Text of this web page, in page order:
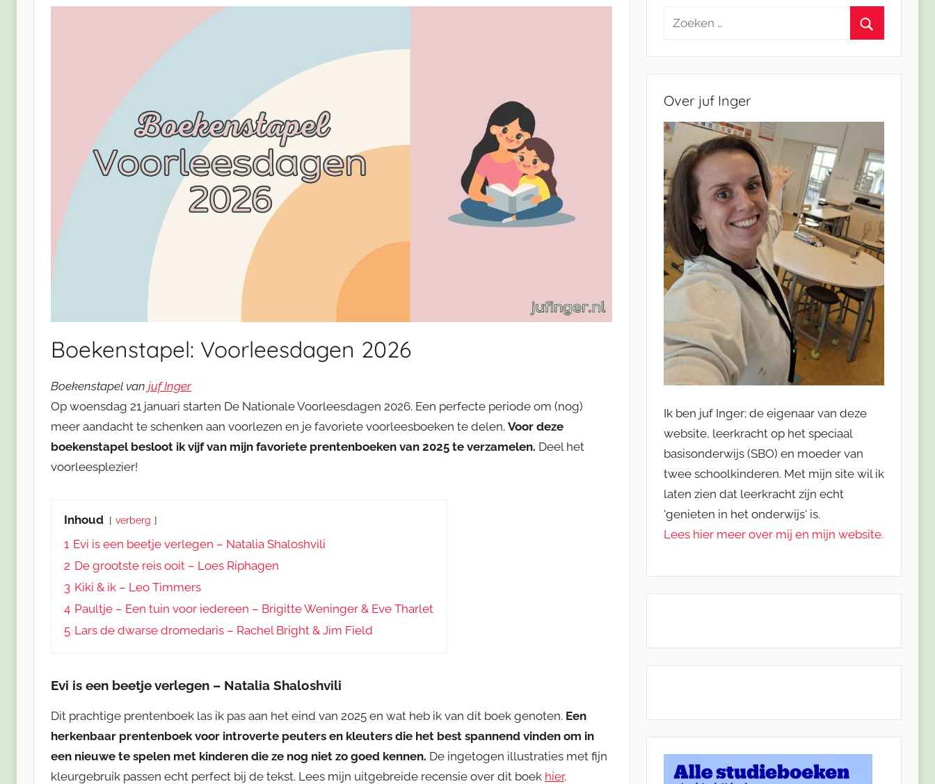
Boekenstapel: Voorleesdagen 2026
Boekenstapel van juf Inger
Op woensdag 21 januari starten De Nationale Voorleesdagen 2026. Een perfecte periode om (nog)
meer aandacht te schenken aan voorlezen en je favoriete voorleesboeken te delen. Voor deze
boekenstapel besloot ik vijf van mijn favoriete prentenboeken van 2025 te verzamelen. Deel het
voorleesplezier!
Inhoud verberg
1 Evi is een beetje verlegen – Natalia Shaloshvili
2 De grootste reis ooit – Loes Riphagen
3 Kiki & ik – Leo Timmers
4 Paultje – Een tuin voor iedereen – Brigitte Weninger & Eve Tharlet
5 Lars de dwarse dromedaris – Rachel Bright & Jim Field
Evi is een beetje verlegen – Natalia Shaloshvili
Dit prachtige prentenboek las ik pas aan het eind van 2025 en wat heb ik van dit boek genoten. Een
herkenbaar prentenboek voor introverte peuters en kleuters die het best spannend vinden om in
een nieuwe te spelen met kinderen die ze nog niet zo goed kennen. De ingetogen illustraties met fijn
kleurgebruik passen echt perfect bij de tekst. Lees mijn uitgebreide recensie over dit boek hier.
Zoeken
Over juf Inger
Ik ben juf Inger; de eigenaar van deze
website, leerkracht op het speciaal
basisonderwijs (SBO) en moeder van
twee schoolkinderen. Met mijn site wil ik
laten zien dat leerkracht zijn echt
'genieten in het onderwijs' is.
Lees hier meer over mij en mijn website.